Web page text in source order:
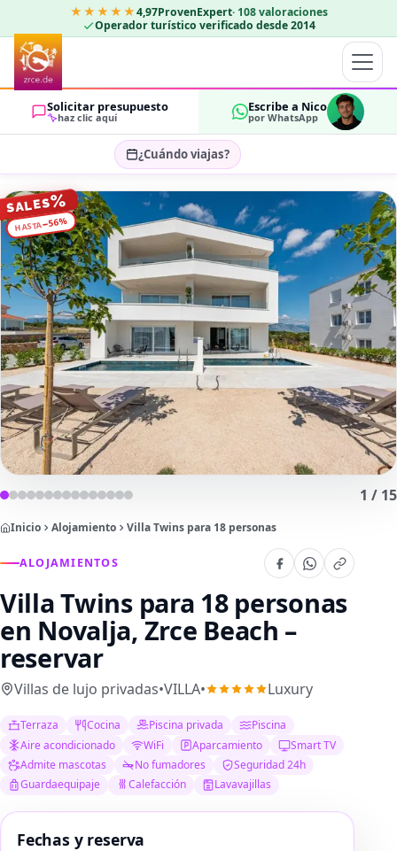
★★★★★4,97ProvenExpert· 108 valoraciones
Operador turístico verificado desde 2014
Solicitar presupuesto
haz clic aquí
Escribe a Nico
por WhatsApp
¿Cuándo viajas?
Seleccionar fechas…
HUÉSPEDES
2 OK
1 / 15
SALES%
HASTA−56%
Inicio Alojamiento Villa Twins para 18 personas
ALOJAMIENTOS
Villa Twins para 18 personas
en Novalja, Zrce Beach –
reservar
Villas de lujo privadas•VILLA• Luxury
Terraza Cocina Piscina privada
Piscina
Aire acondicionado
WiFi Aparcamiento
Smart TV
Admite mascotas
No fumadores
Seguridad 24h
Guardaequipaje
Calefacción Lavavajillas
Fechas y reserva